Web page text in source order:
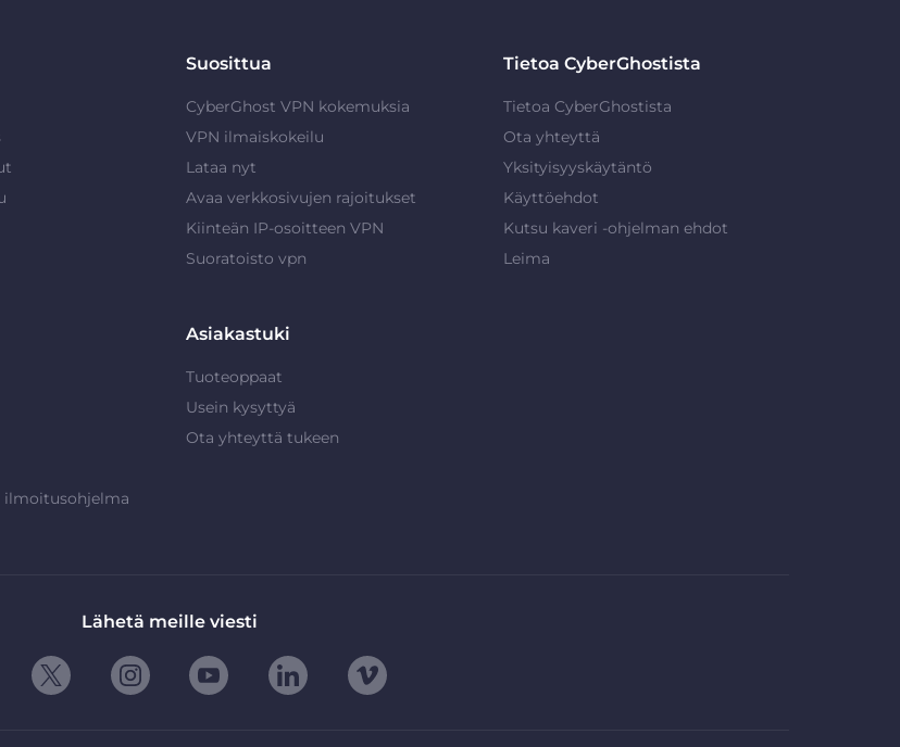
Suosittua
CyberGhost VPN kokemuksia
VPN ilmaiskokeilu
Lataa nyt
Avaa verkkosivujen rajoitukset
Kiinteän IP-osoitteen VPN
Suoratoisto vpn
Tietoa CyberGhostista
Tietoa CyberGhostista
Ota yhteyttä
Yksityisyyskäytäntö
Käyttöehdot
Kutsu kaveri -ohjelman ehdot
Leima
ilmoitusohjelma
Asiakastuki
Tuoteoppaat
Usein kysyttyä
Ota yhteyttä tukeen
Lähetä meille viesti